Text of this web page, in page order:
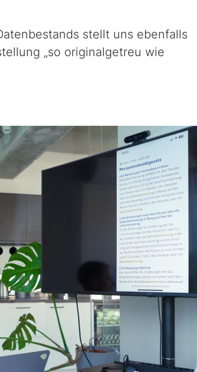
stellt uns ebenfalls
„so originalgetreu wie